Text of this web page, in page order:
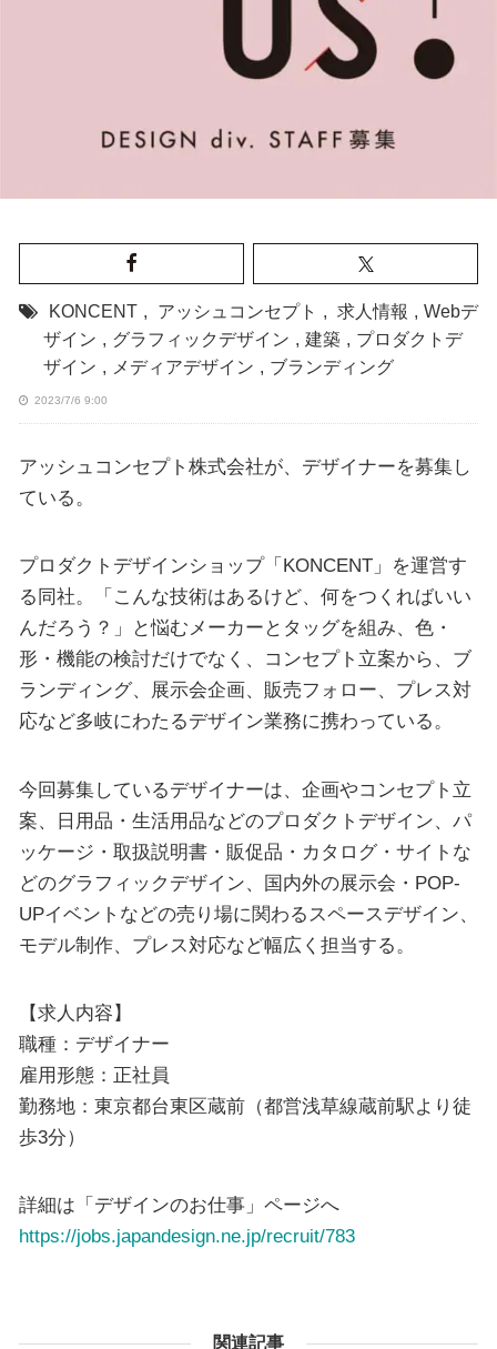
KONCENT , アッシュコンセプト , 求人情報 , Webデ
ザイン , グラフィックデザイン , 建築 , プロダクトデ
ザイン , メディアデザイン , ブランディング
2023/7/6 9:00
アッシュコンセプト株式会社が、デザイナーを募集し
ている。
プロダクトデザインショップ「KONCENT」を運営す
る同社。「こんな技術はあるけど、何をつくればいい
んだろう？」と悩むメーカーとタッグを組み、色・
形・機能の検討だけでなく、コンセプト立案から、ブ
ランディング、展示会企画、販売フォロー、プレス対
応など多岐にわたるデザイン業務に携わっている。
今回募集しているデザイナーは、企画やコンセプト立
案、日用品・生活用品などのプロダクトデザイン、パ
ッケージ・取扱説明書・販促品・カタログ・サイトな
どのグラフィックデザイン、国内外の展示会・POP-
UPイベントなどの売り場に関わるスペースデザイン、
モデル制作、プレス対応など幅広く担当する。
【求人内容】
職種：デザイナー
雇用形態：正社員
勤務地：東京都台東区蔵前（都営浅草線蔵前駅より徒
歩3分）
詳細は「デザインのお仕事」ページへ
https://jobs.japandesign.ne.jp/recruit/783
関連記事